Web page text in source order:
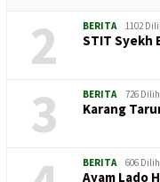
2 BERITA 1102
STIT Syekh
3 BERITA 726
Karang
BERITA 606
Ayam Lado